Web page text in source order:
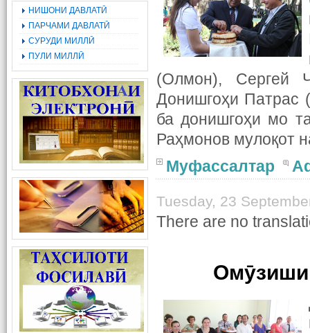
НИШОНИ ДАВЛАТӢ
ПАРЧАМИ ДАВЛАТӢ
СУРУДИ МИЛЛӢ
ПУЛИ МИЛЛӢ
(Олмон), Сергей
Донишгоҳи Патрас
ба донишгоҳи мо
Раҳмонов мулоқот
Муфассалтар
Tuesday, 23
There are no
Омӯзиши